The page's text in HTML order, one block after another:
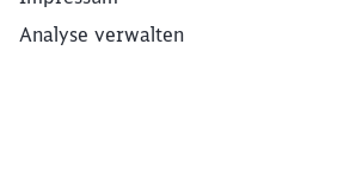
Analyse verwalten